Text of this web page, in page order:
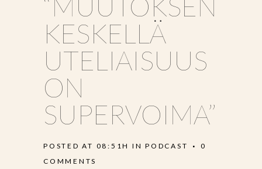
KESKELLÄ
UTELIAISUUS
ON
SUPERVOIMA”
POSTED AT 08:51H INPODCAST
0
COMMENTS